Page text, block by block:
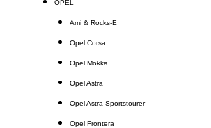
OPEL
Ami & Rocks-E
Opel Corsa
Opel Mokka
Opel Astra
Opel Astra Sportstourer
Opel Frontera